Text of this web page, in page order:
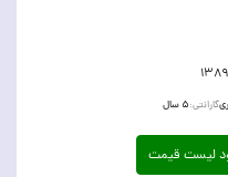
۱۳۸۹
گارانتی:۵ سال
لیست قیمت